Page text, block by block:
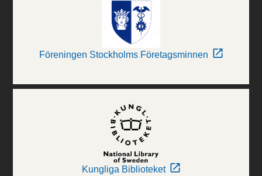
Föreningen Stockholms Företagsminnen
Kungliga Biblioteket